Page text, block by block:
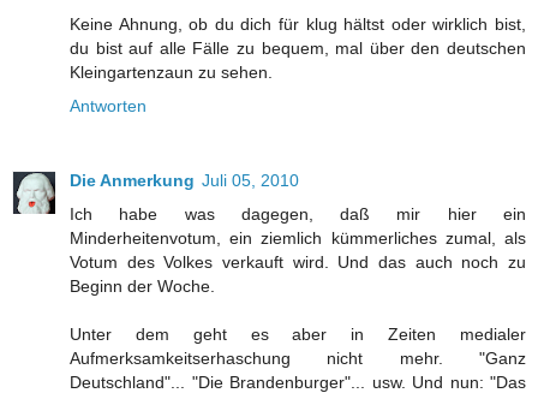
Keine Ahnung, ob du dich für klug hältst oder wirklich bist,
du bist auf alle Fälle zu bequem, mal über den deutschen
Kleingartenzaun zu sehen.
Antworten
Die Anmerkung Juli 05, 2010
Ich habe was dagegen, daß mir hier ein
Minderheitenvotum, ein ziemlich kümmerliches zumal, als
Votum des Volkes verkauft wird. Und das auch noch zu
Beginn der Woche.
Unter dem geht es aber in Zeiten medialer
Aufmerksamkeitserhaschung nicht mehr. "Ganz
Deutschland"... "Die Brandenburger"... usw. Und nun: "Das